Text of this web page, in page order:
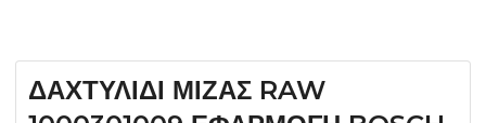
ΔΑΧΤΥΛΙΔΙ ΜΙΖΑΣ RAW